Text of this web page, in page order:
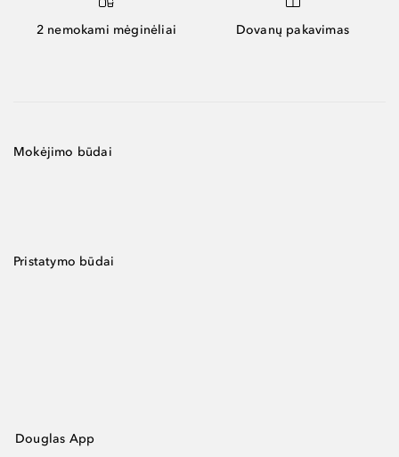
2 nemokami mėginėliai Dovanų pakavimas
Mokėjimo būdai
Pristatymo būdai
Douglas App